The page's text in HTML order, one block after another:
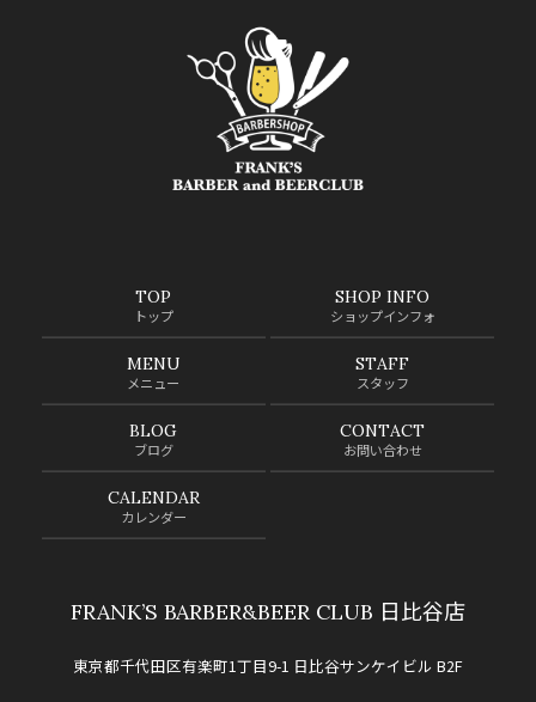
TOP
トップ
SHOP INFO
ショップインフォ
MENU
メニュー
STAFF
スタッフ
BLOG
ブログ
CONTACT
お問い合わせ
CALENDAR
カレンダー
FRANK’S BARBER&BEER CLUB 日比谷店
東京都千代田区有楽町1丁目9-1 日比谷サンケイビル B2F